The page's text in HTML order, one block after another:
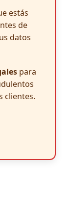
estás
de
datos
para
clientes.